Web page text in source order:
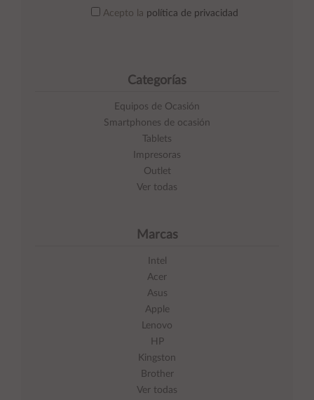
Acepto la política de privacidad
Categorías
Equipos de Ocasión
Smartphones de ocasión
Tablets
Impresoras
Outlet
Ver todas
Marcas
Intel
Acer
Asus
Apple
Lenovo
HP
Kingston
Brother
Ver todas